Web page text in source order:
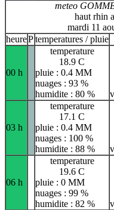
meteo
haut rhin
mardi 11
heurePtemperatures / pluie
00 h
temperature
18.9 C
pluie : 0.4 MM
nuages : 93 %
humidite : 80 %
03 h
temperature
17.1 C
pluie : 0.4 MM
nuages : 100 %
humidite : 88 %
06 h
temperature
19.6 C
pluie : 0 MM
nuages : 99 %
humidite : 82 %